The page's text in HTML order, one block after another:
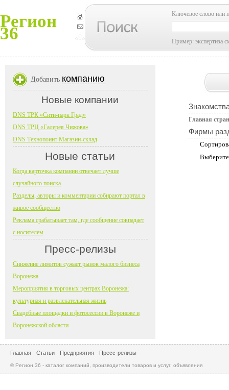
Регион
36
Ключевое слово или
Пример: экспертиза
Главная
Фирмы
Добавить компанию
Новые компании
DNS ТРК «Сити-парк Град»
DNS ТРЦ «Галерея Чижова»
DNS Технопоинт Магазин-склад
Новые статьи
Когда карточка компании отвечает лучше
случайного поиска
Разделы, авторы и комментарии собирают портал в
живое сообщество
Реклама срабатывает там, где сообщение совпадает
с носителем
Пресс-релизы
Снижение лимитов сужает рынок малого бизнеса
Воронежа
Мероприятия в торговых центрах Воронежа:
культурная и развлекательная жизнь
Свадебные площадки и фотосессии в Воронеже и
Воронежской области
Главная Статьи Предприятия Пресс-релизы
© Регион 36 - каталог компаний, производители товаров и услуг, объявления